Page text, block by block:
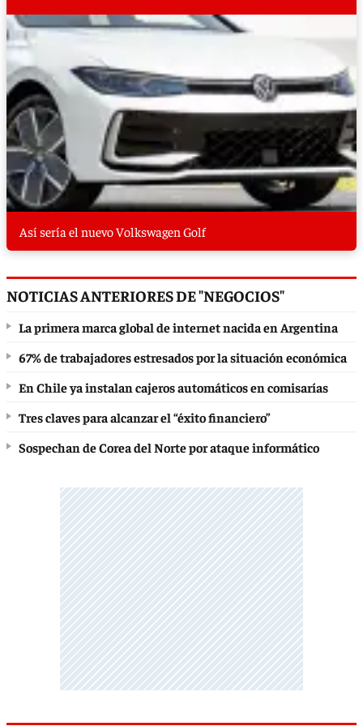
Así sería el nuevo Volkswagen Golf
NOTICIAS ANTERIORES DE "NEGOCIOS"
La primera marca global de internet nacida en Argentina
67% de trabajadores estresados por la situación económica
En Chile ya instalan cajeros automáticos en comisarías
Tres claves para alcanzar el “éxito financiero”
Sospechan de Corea del Norte por ataque informático